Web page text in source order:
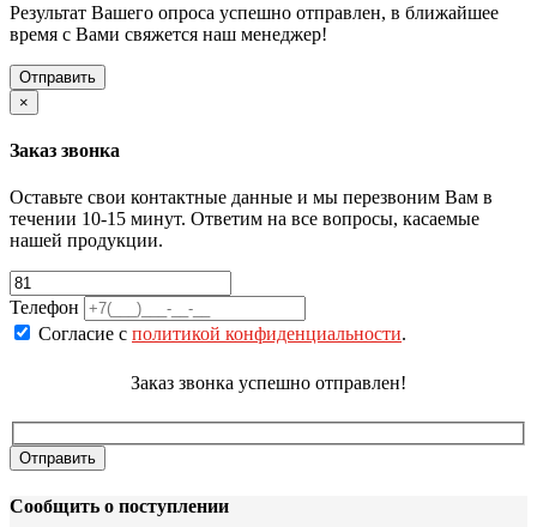
Результат Вашего опроса успешно отправлен, в ближайшее
время с Вами свяжется наш менеджер!
×
Заказ звонка
Оставьте свои контактные данные и мы перезвоним Вам в
течении 10-15 минут. Ответим на все вопросы, касаемые
нашей продукции.
Телефон
Согласие с политикой конфиденциальности.
Заказ звонка успешно отправлен!
Сообщить о поступлении